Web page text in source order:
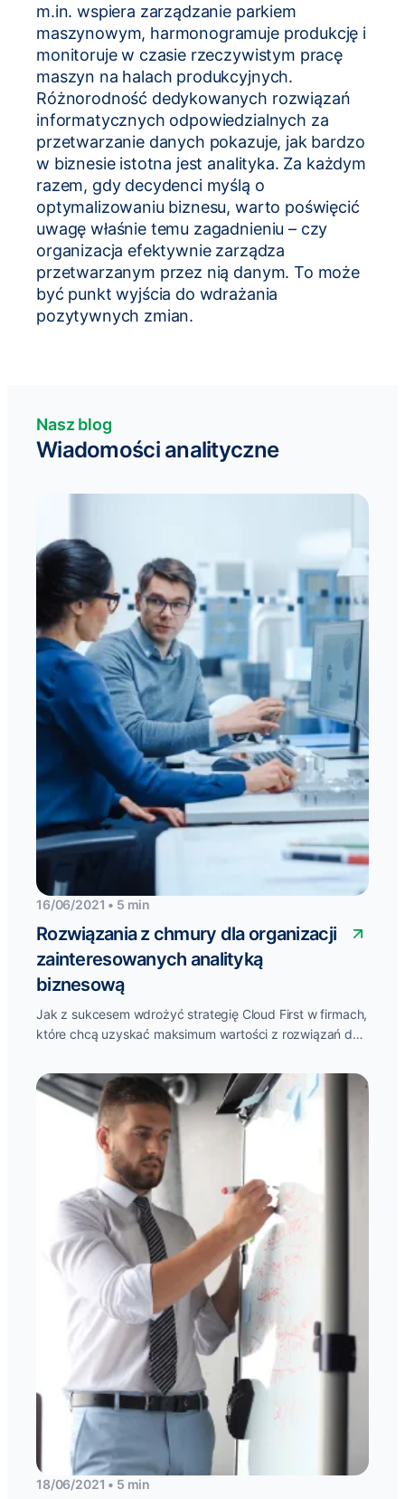
m.in. wspiera zarządzanie parkiem
maszynowym, harmonogramuje produkcję i
monitoruje w czasie rzeczywistym pracę
maszyn na halach produkcyjnych.
Różnorodność dedykowanych rozwiązań
informatycznych odpowiedzialnych za
przetwarzanie danych pokazuje, jak bardzo
w biznesie istotna jest analityka. Za każdym
razem, gdy decydenci myślą o
optymalizowaniu biznesu, warto poświęcić
uwagę właśnie temu zagadnieniu – czy
organizacja efektywnie zarządza
przetwarzanym przez nią danym. To może
być punkt wyjścia do wdrażania
pozytywnych zmian.
Nasz blog
Wiadomości analityczne
16/06/2021 • 5 min
Rozwiązania z chmury dla organizacji
zainteresowanych analityką
biznesową
Jak z sukcesem wdrożyć strategię Cloud First w firmach,
które chcą uzyskać maksimum wartości z rozwiązań do
18/06/2021 • 5 min